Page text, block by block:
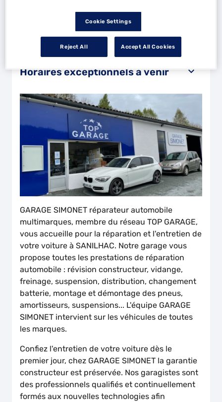
Horaires exceptionnels à venir
GARAGE SIMONET réparateur automobile
multimarques, membre du réseau TOP GARAGE,
vous accueille pour la réparation et l'entretien de
votre voiture à SANILHAC. Notre garage vous
propose toutes les prestations de réparation
automobile : révision constructeur, vidange,
freinage, suspension, distribution, changement
batterie, montage et démontage des pneus,
amortisseurs, suspensions... L'équipe GARAGE
SIMONET intervient sur les véhicules de toutes
les marques.
Confiez l'entretien de votre voiture dès le
premier jour, chez GARAGE SIMONET la garantie
constructeur est préservée. Nos garagistes sont
des professionnels qualifiés et continuellement
formés aux nouvelles technologies afin
Cookie Settings
Reject All Accept All Cookies